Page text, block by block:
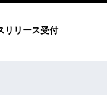
リリース受付